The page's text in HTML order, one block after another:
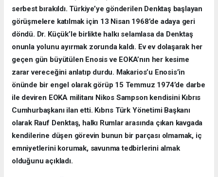
serbest bırakıldı. Türkiye’ye gönderilen Denktaş başlayan
görüşmelere katılmak için 13 Nisan 1968’de adaya geri
döndü. Dr. Küçük’le birlikte halkı selamlasa da Denktaş
onunla yolunu ayırmak zorunda kaldı. Ev ev dolaşarak her
geçen gün büyütülen Enosis ve EOKA’nın her kesime
zarar vereceğini anlatıp durdu. Makarios’u Enosis’in
önünde bir engel olarak görüp 15 Temmuz 1974’de darbe
ile deviren EOKA militanı Nikos Sampson kendisini Kıbrıs
Cumhurbaşkanı ilan etti. Kıbrıs Türk Yönetimi Başkanı
olarak Rauf Denktaş, halkı Rumlar arasında çıkan kavgada
kendilerine düşen görevin bunun bir parçası olmamak, iç
emniyetlerini korumak, savunma tedbirlerini almak
olduğunu açıkladı.